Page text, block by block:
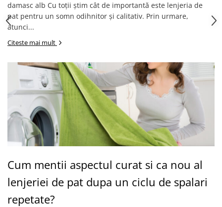
damasc alb Cu toții știm cât de importantă este lenjeria de
pat pentru un somn odihnitor și calitativ. Prin urmare,
atunci...
Citeste mai mult
Cum mentii aspectul curat si ca nou al
lenjeriei de pat dupa un ciclu de spalari
repetate?